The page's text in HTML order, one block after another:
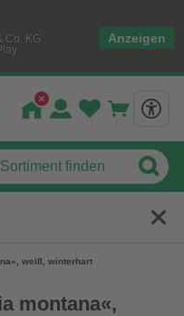
Co. KG
Anzeigen
weiß, winterhart
montana«,